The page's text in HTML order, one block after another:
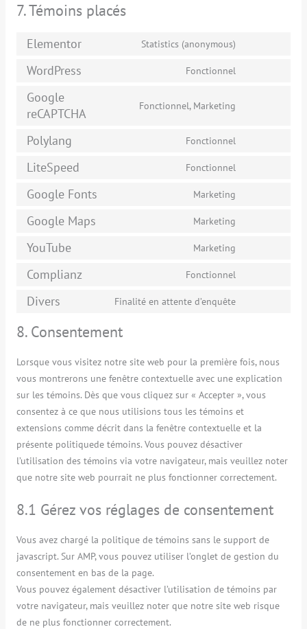
7. Témoins placés
Elementor Statistics (anonymous)
WordPress Fonctionnel
Google
reCAPTCHA
Fonctionnel, Marketing
Polylang Fonctionnel
LiteSpeed Fonctionnel
Google Fonts Marketing
Google Maps Marketing
YouTube Marketing
Complianz Fonctionnel
Divers Finalité en attente d’enquête
8. Consentement
Lorsque vous visitez notre site web pour la première fois, nous
vous montrerons une fenêtre contextuelle avec une explication
sur les témoins. Dès que vous cliquez sur « Accepter », vous
consentez à ce que nous utilisions tous les témoins et
extensions comme décrit dans la fenêtre contextuelle et la
présente politiquede témoins. Vous pouvez désactiver
l’utilisation des témoins via votre navigateur, mais veuillez noter
que notre site web pourrait ne plus fonctionner correctement.
8.1 Gérez vos réglages de consentement
Vous avez chargé la politique de témoins sans le support de
javascript. Sur AMP, vous pouvez utiliser l’onglet de gestion du
consentement en bas de la page.
Vous pouvez également désactiver l’utilisation de témoins par
votre navigateur, mais veuillez noter que notre site web risque
de ne plus fonctionner correctement.